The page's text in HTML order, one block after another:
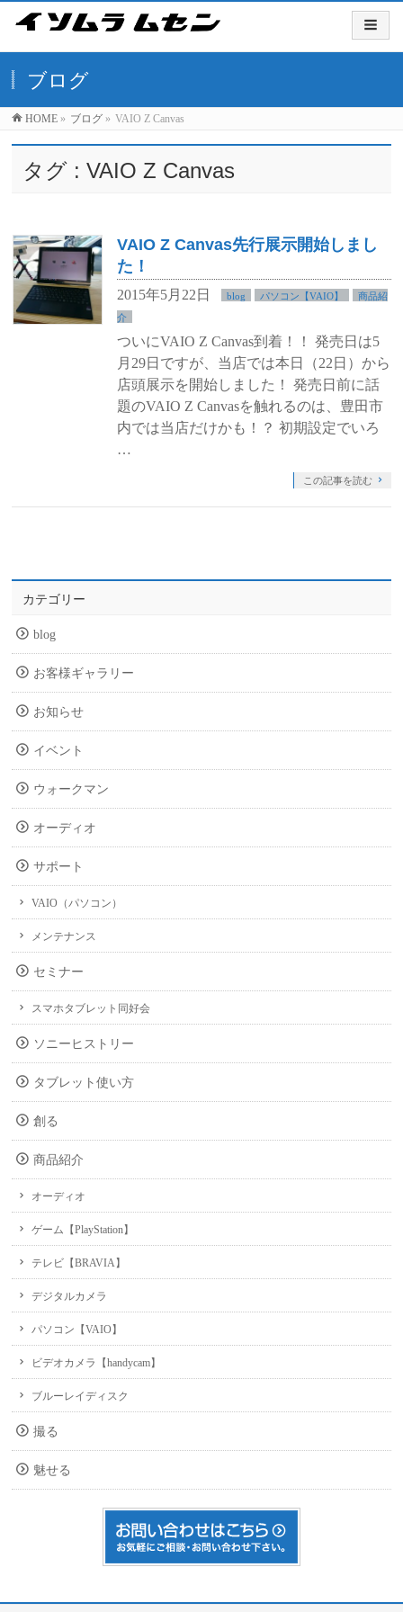
ブログ
HOME » ブログ » VAIO Z Canvas
タグ : VAIO Z Canvas
VAIO Z Canvas先行展示開始しまし
た！
2015年5月22日 blog パソコン【VAIO】
商品紹
介
ついにVAIO Z Canvas到着！！ 発売日は5
月29日ですが、当店では本日（22日）から
店頭展示を開始しました！ 発売日前に話
題のVAIO Z Canvasを触れるのは、豊田市
内では当店だけかも！？ 初期設定でいろ
…
この記事を読む
カテゴリー
blog
お客様ギャラリー
お知らせ
イベント
ウォークマン
オーディオ
サポート
VAIO（パソコン）
メンテナンス
セミナー
スマホタブレット同好会
ソニーヒストリー
タブレット使い方
創る
商品紹介
オーディオ
ゲーム【PlayStation】
テレビ【BRAVIA】
デジタルカメラ
パソコン【VAIO】
ビデオカメラ【handycam】
ブルーレイディスク
撮る
魅せる